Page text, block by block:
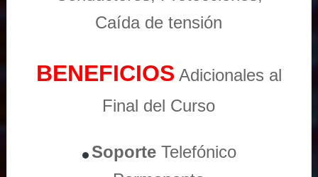
Caída de tensión
BENEFICIOS Adicionales al
Final del Curso
Soporte Telefónico